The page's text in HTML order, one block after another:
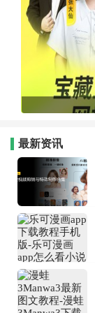
最新资讯